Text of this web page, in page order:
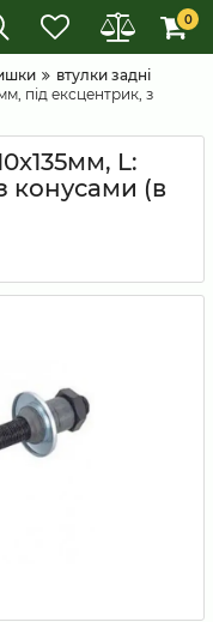
0
втулки задні
під ексцентрик, з
L:
конусами (в